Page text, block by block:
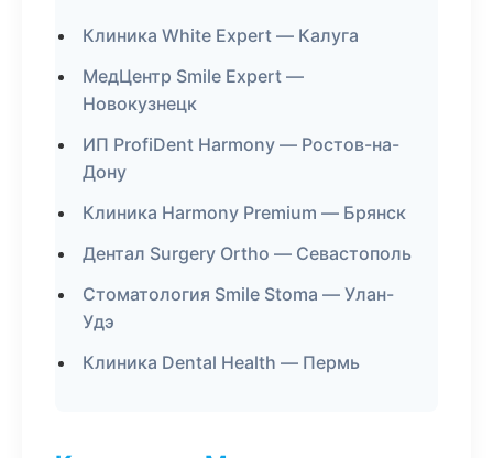
Клиника White Expert — Калуга
МедЦентр Smile Expert —
Новокузнецк
ИП ProfiDent Harmony — Ростов-на-
Дону
Клиника Harmony Premium — Брянск
Дентал Surgery Ortho — Севастополь
Стоматология Smile Stoma — Улан-
Удэ
Клиника Dental Health — Пермь